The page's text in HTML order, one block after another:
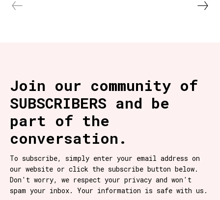
Join our community of
SUBSCRIBERS and be
part of the
conversation.
To subscribe, simply enter your email address on
our website or click the subscribe button below.
Don't worry, we respect your privacy and won't
spam your inbox. Your information is safe with us.